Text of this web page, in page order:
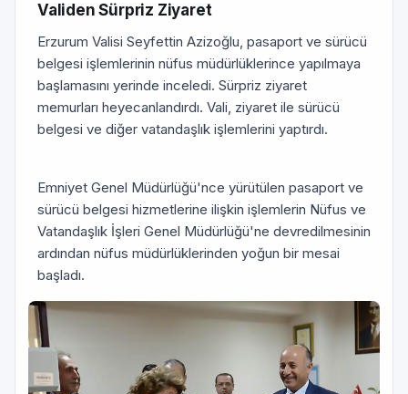
Validen Sürpriz Ziyaret
Erzurum Valisi Seyfettin Azizoğlu, pasaport ve sürücü
belgesi işlemlerinin nüfus müdürlüklerince yapılmaya
başlamasını yerinde inceledi. Sürpriz ziyaret
memurları heyecanlandırdı. Vali, ziyaret ile sürücü
belgesi ve diğer vatandaşlık işlemlerini yaptırdı.
Emniyet Genel Müdürlüğü'nce yürütülen pasaport ve
sürücü belgesi hizmetlerine ilişkin işlemlerin Nüfus ve
Vatandaşlık İşleri Genel Müdürlüğü'ne devredilmesinin
ardından nüfus müdürlüklerinden yoğun bir mesai
başladı.